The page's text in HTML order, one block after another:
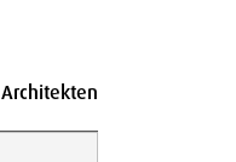
Architekten